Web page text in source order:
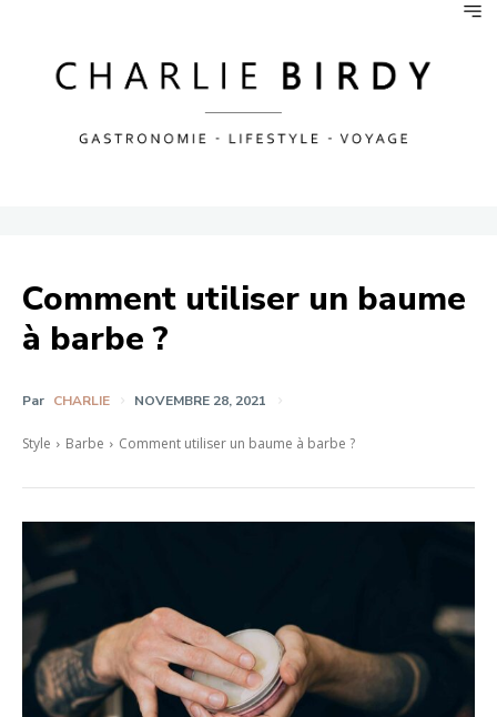
Comment utiliser un baume
à barbe ?
Par CHARLIE NOVEMBRE 28, 2021
Style Barbe Comment utiliser un baume à barbe ?